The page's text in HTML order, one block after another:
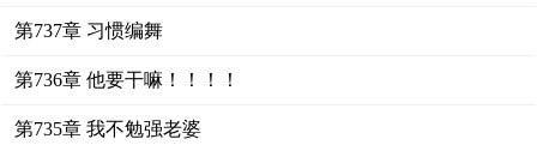
第737章 习惯编舞
第736章 他要干嘛！！！！
第735章 我不勉强老婆